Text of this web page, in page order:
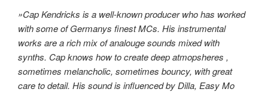
»Cap Kendricks is a well-known producer who has worked
with some of Germanys finest MCs. His instrumental
works are a rich mix of analouge sounds mixed with
synths. Cap knows how to create deep atmopsheres ,
sometimes melancholic, sometimes bouncy, with great
care to detail. His sound is influenced by Dilla, Easy Mo